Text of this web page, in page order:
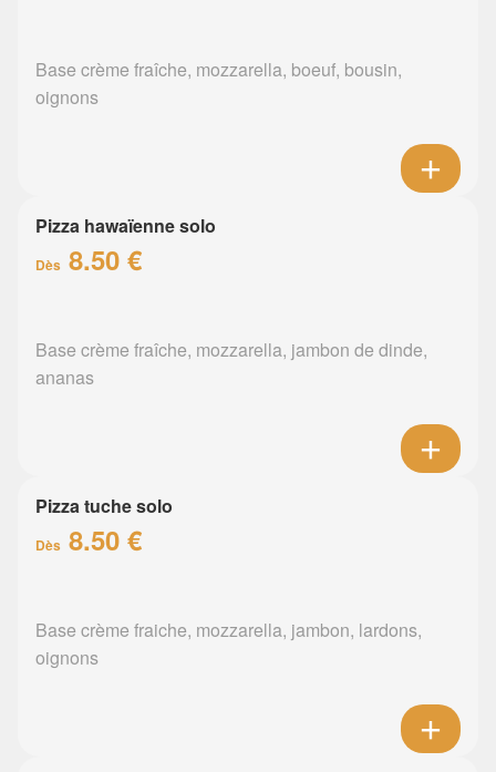
Base crème fraîche, mozzarella, boeuf, bousin,
oignons
Pizza hawaïenne solo
Dès 8.50 €
Base crème fraîche, mozzarella, jambon de dinde,
ananas
Pizza tuche solo
Dès 8.50 €
Base crème fraiche, mozzarella, jambon, lardons,
oignons